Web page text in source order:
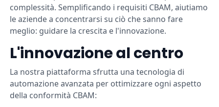
complessità. Semplificando i requisiti CBAM, aiutiamo
le aziende a concentrarsi su ciò che sanno fare
meglio: guidare la crescita e l'innovazione.
L'innovazione al centro
La nostra piattaforma sfrutta una tecnologia di
automazione avanzata per ottimizzare ogni aspetto
della conformità CBAM: